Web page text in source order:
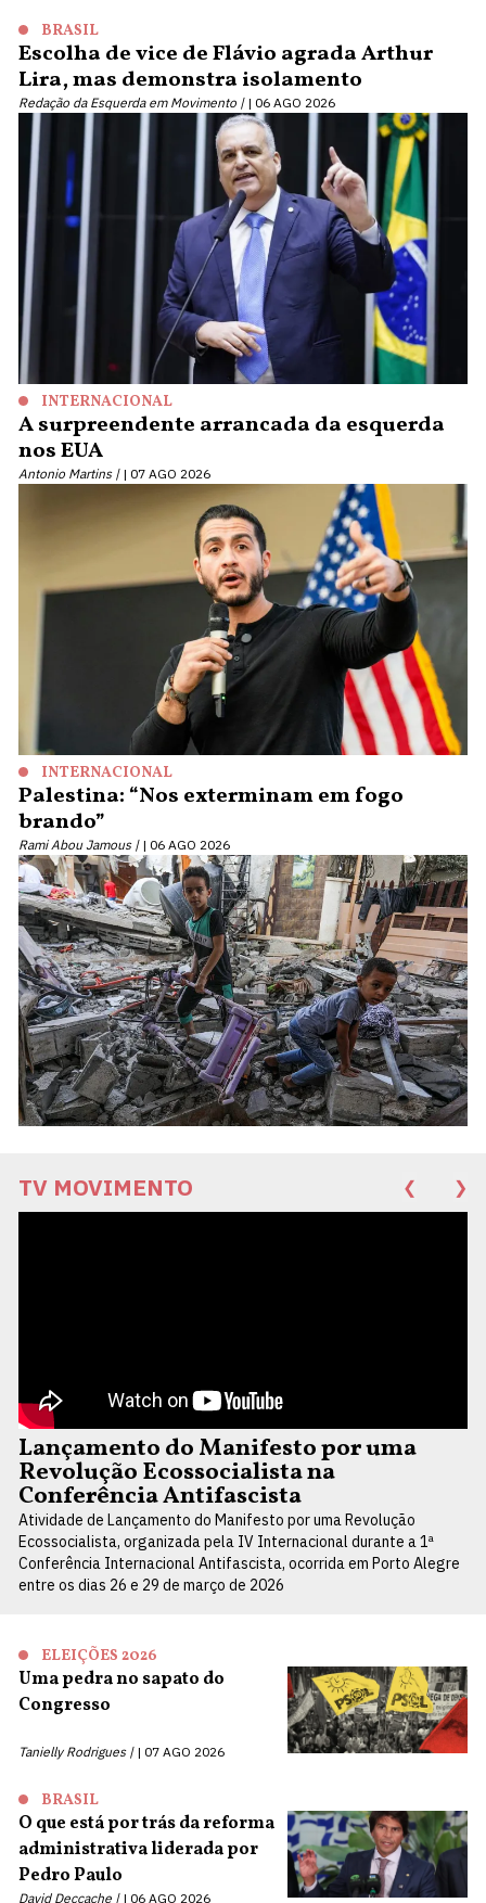
BRASIL
Escolha de vice de Flávio agrada Arthur
Lira, mas demonstra isolamento
Redação da Esquerda em Movimento | 06 AGO 2026
INTERNACIONAL
A surpreendente arrancada da esquerda
nos EUA
Antonio Martins | 07 AGO 2026
INTERNACIONAL
Palestina: “Nos exterminam em fogo
brando”
Rami Abou Jamous | 06 AGO 2026
TV MOVIMENTO ❮ ❯
Lançamento do Manifesto por uma
Revolução Ecossocialista na
Conferência Antifascista
Atividade de Lançamento do Manifesto por uma Revolução
Ecossocialista, organizada pela IV Internacional durante a 1ª
Conferência Internacional Antifascista, ocorrida em Porto Alegre
entre os dias 26 e 29 de março de 2026
ELEIÇÕES 2026
Uma pedra no sapato do
Congresso
Tanielly Rodrigues | 07 AGO 2026
BRASIL
O que está por trás da reforma
administrativa liderada por
Pedro Paulo
David Deccache | 06 AGO 2026